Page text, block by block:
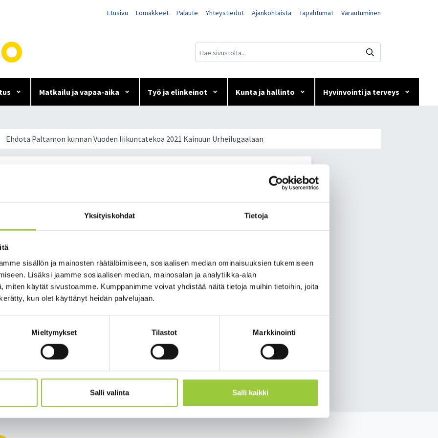
Yksityiskohdat Tietoja
sisällön ja mainosten räätälöimiseen, sosiaalisen median ominaisuuksien tukemiseen
Lisäksi jaamme sosiaalisen median, mainosalan ja analytiikka-alan
miten käytät sivustoamme. Kumppanimme voivat yhdistää näitä tietoja muihin tietoihin, joita
kun olet käyttänyt heidän palvelujaan.
Mieltymykset Tilastot Markkinointi
Salli valinta Salli kaikki
Etusivu Lomakkeet Palaute Yhteystiedot Ajankohtaista Tapahtumat Varautuminen
Matkailu ja vapaa-aika Työ ja elinkeinot Kunta ja hallinto Hyvinvointi ja terveys
liikuntatekoa 2021 Kainuun
Ehdota Paltamon kunnan Vuoden liikuntatekoa 2021 Kainuun Urheilugaalaan
kunnan Vuoden liikuntatekoa 2021 Kainuun
jaetaan perinteisesti kuntakohtaiset liikuntatekotunnustukset, joka ei ole
esim. vapaaehtoistyöstä:
valita sellaisten saavutettujen tulosten mukaan, jotka voidaan mitata mitalin värillä
sivut löytyvät osoitteesta:
www.kainuunurheilugaala.fi